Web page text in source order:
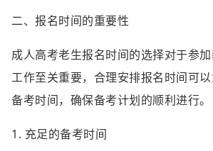
二、报名时间的重要性
成人高考老生报名时间的选择对于参
工作至关重要，合理安排报名时间可
备考时间，确保备考计划的顺利进行。
1. 充足的备考时间